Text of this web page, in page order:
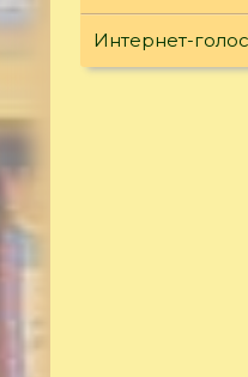
Интернет-